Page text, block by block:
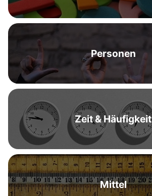
Personen
Zeit & Häufigkeit
Mittel